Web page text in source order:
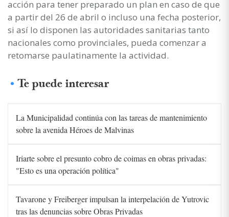
acción para tener preparado un plan en caso de que
a partir del 26 de abril o incluso una fecha posterior,
si así lo disponen las autoridades sanitarias tanto
nacionales como provinciales, pueda comenzar a
retomarse paulatinamente la actividad.
Te puede interesar
La Municipalidad continúa con las tareas de mantenimiento
sobre la avenida Héroes de Malvinas
Iriarte sobre el presunto cobro de coimas en obras privadas:
"Esto es una operación política"
Tavarone y Freiberger impulsan la interpelación de Yutrovic
tras las denuncias sobre Obras Privadas